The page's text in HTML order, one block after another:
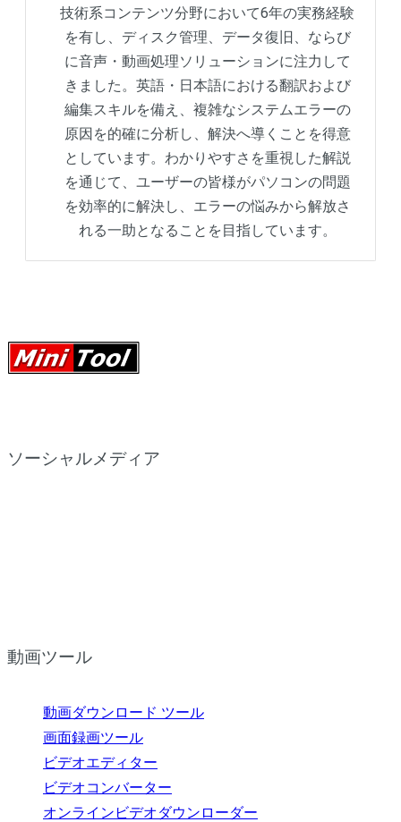
技術系コンテンツ分野において6年の実務経験
を有し、ディスク管理、データ復旧、ならび
に音声・動画処理ソリューションに注力して
きました。英語・日本語における翻訳および
編集スキルを備え、複雑なシステムエラーの
原因を的確に分析し、解決へ導くことを得意
としています。わかりやすさを重視した解説
を通じて、ユーザーの皆様がパソコンの問題
を効率的に解決し、エラーの悩みから解放さ
れる一助となることを目指しています。
ソーシャルメディア
動画ツール
動画ダウンロード ツール
画面録画ツール
ビデオエディター
ビデオコンバーター
オンラインビデオダウンローダー